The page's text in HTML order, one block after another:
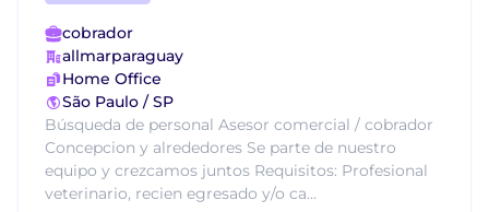
cobrador
allmarparaguay
Home Office
São Paulo / SP
Búsqueda de personal Asesor comercial / cobrador
Concepcion y alrededores Se parte de nuestro
equipo y crezcamos juntos Requisitos: Profesional
veterinario, recien egresado y/o ca...